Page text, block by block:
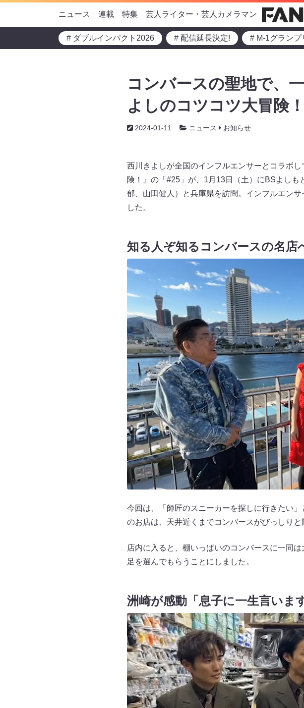
ニュース 連載 特集 芸人ライター・芸人カメラマン
# ダブルインパクト2026 # 配信延長決定! # M-1グランプ
コンバースの聖地で、
よしのコツコツ大冒険
2024-01-11 ニュース お知らせ
西川きよしが全国のインフルエンサーとコラボ
険！』の「#25」が、1月13日（土）にBSよし
郁、山田健人）と兵庫県を訪問。インフルエン
した。
知る人ぞ知るコンバースの名店
今回は、「師匠のスニーカーを探しに行きたい
のお店は、天井近くまでコンバースがびっしり
店内に入ると、棚いっぱいのコンバースに一同
足を選んでもらうことにしました。
洲崎が感動「息子に一生言いま